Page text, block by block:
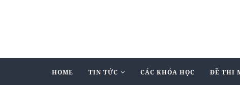
HOME TIN TỨC CÁC KHÓA HỌC ĐỀ THI